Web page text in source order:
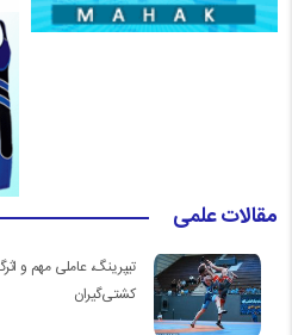
مقالات علمی
تیپرینگ، عاملی مهم و
کشتی‌گیران